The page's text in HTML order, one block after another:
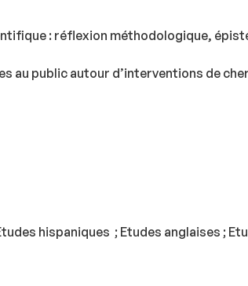
: réflexion méthodologique,
public autour d’interventions de
hispaniques ; Etudes anglaises ;